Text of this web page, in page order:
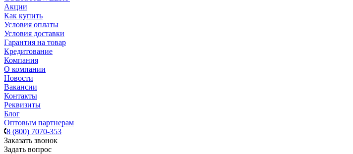
Акции
Как купить
Условия оплаты
Условия доставки
Гарантия на товар
Кредитование
Компания
О компании
Новости
Вакансии
Контакты
Реквизиты
Блог
Оптовым партнерам
8 (800) 7070-353
Заказать звонок
Задать вопрос